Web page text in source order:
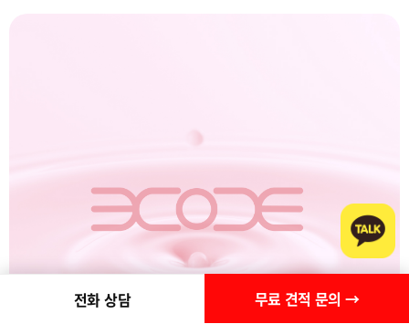
전화 상담 무료 견적 문의 →